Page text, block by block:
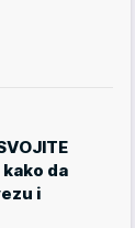
kako da
i